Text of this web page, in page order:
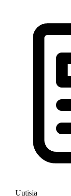
Uutisia